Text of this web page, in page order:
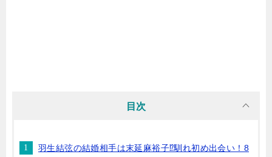
目次
羽生結弦の結婚相手は末延麻裕子⁉馴れ初め出会い！8